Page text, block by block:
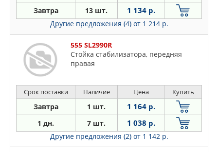
Завтра 13 шт. 1 134 р.
Другие предложения (4) от 1 214 р.
555 SL2990R
Стойка стабилизатора, передняя
правая
Срок поставки Наличие Цена Купить
Завтра 1 шт. 1 164 р.
1 дн. 7 шт. 1 038 р.
Другие предложения (2) от 1 142 р.